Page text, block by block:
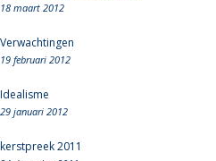
18 maart 2012
Verwachtingen
19 februari 2012
Idealisme
29 januari 2012
kerstpreek 2011